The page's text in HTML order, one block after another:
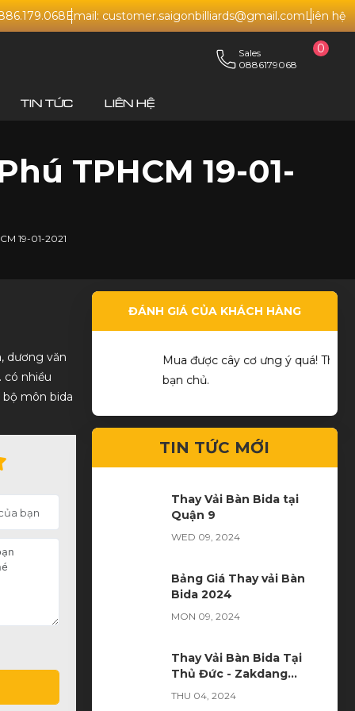
Email: customer.saigonbilliards@gmail.comLiên hệ
Sales
0886179068
0
TIN TỨC LIÊN HỆ
TPHCM 19-01-
19-01-2021
dương văn
có nhiều
môn bida
ĐÁNH GIÁ CỦA KHÁCH HÀNG
Mua được cây cơ ưng ý quá! Thks shop và
TIN TỨC MỚI
Thay Vải Bàn Bida tại
Quận 9
WED 09, 2024
Bảng Giá Thay vải Bàn
Bida 2024
MON 09, 2024
Thay Vải Bàn Bida Tại
Thủ Đức - Zakdang
Premium Billiard Club
THU 04, 2024